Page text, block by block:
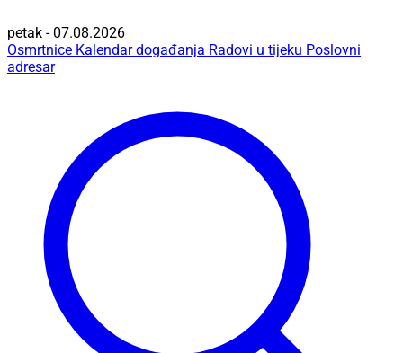
petak - 07.08.2026
Osmrtnice Kalendar događanja Radovi u tijeku Poslovni
adresar